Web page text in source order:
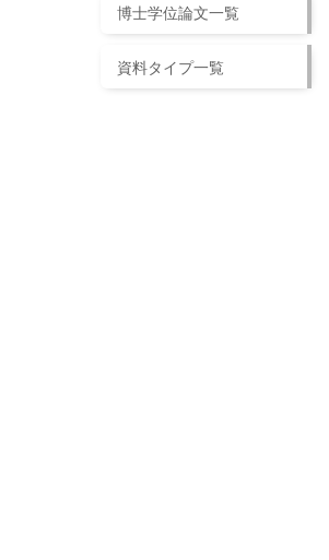
博士学位論文一覧
資料タイプ一覧